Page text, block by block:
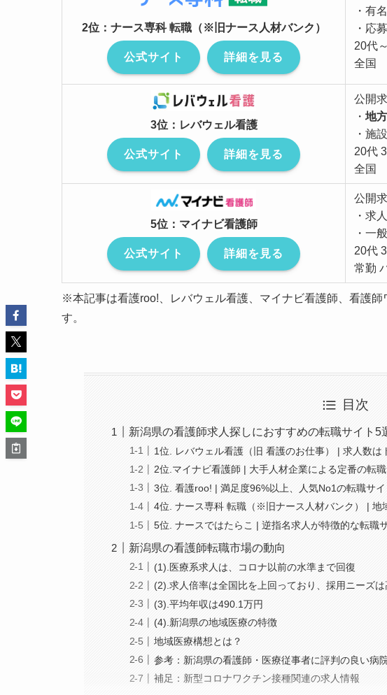
2位：ナース専科 転職（※旧ナース人材バンク）
公式サイト 詳細を見る
・有
・応
20代
全国
3位：レバウェル看護
公式サイト 詳細を見る
公開
・ 地
・施
20代
全国
5位：マイナビ看護師
公式サイト 詳細を見る
公開
・求
・一
20代
常勤
※本記事は看護roo!、レバウェル看護、マイナビ看護師、看護
す。
目次
新潟県の看護師求人探しにおすすめの転職サイト5
1位. レバウェル看護（旧 看護のお仕事） | 求人数は
2位.マイナビ看護師 | 大手人材企業による定番の転
3位. 看護roo! | 満足度96%以上、人気No1の転職サイ
4位. ナース専科 転職（※旧ナース人材バンク） | 地
5位. ナースではたらこ | 逆指名求人が特徴的な転職
新潟県の看護師転職市場の動向
(1).医療系求人は、コロナ以前の水準まで回復
(2).求人倍率は全国比を上回っており、採用ニーズは
(3).平均年収は490.1万円
(4).新潟県の地域医療の特徴
地域医療構想とは？
参考：新潟県の看護師・医療従事者に評判の良い病
補足：新型コロナワクチン接種関連の求人情報